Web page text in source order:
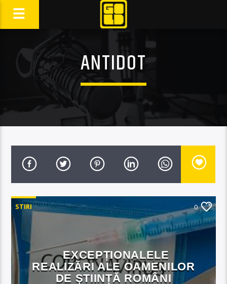
ANTIDOT
STIRI 0
EXCEPȚIONALELE
REALIZĂRI ALE OAMENILOR
DE ȘTIINȚĂ ROMÂNI